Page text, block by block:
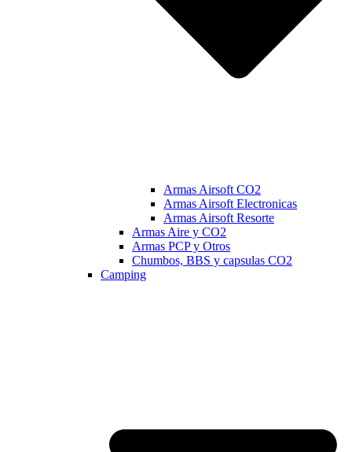
Armas Airsoft CO2
Armas Airsoft Electronicas
Armas Airsoft Resorte
Armas Aire y CO2
Armas PCP y Otros
Chumbos, BBS y capsulas CO2
Camping